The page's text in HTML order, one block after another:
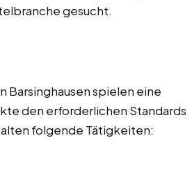
gesucht.
spielen eine
den erforderlichen Standards
folgende Tätigkeiten: